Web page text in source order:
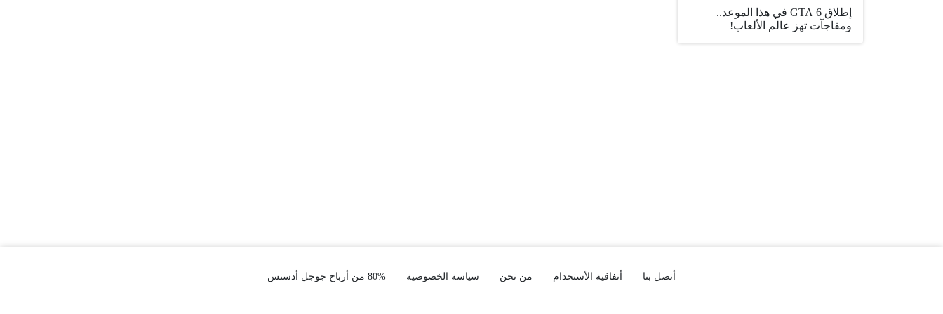
إطلاق GTA 6 في هذا الموعد..
ومفاجآت تهز عالم الألعاب!
أتصل بنا أتفاقية الأستحدام من نحن سياسة الخصوصية 80% من أرباح جوجل أدسنس